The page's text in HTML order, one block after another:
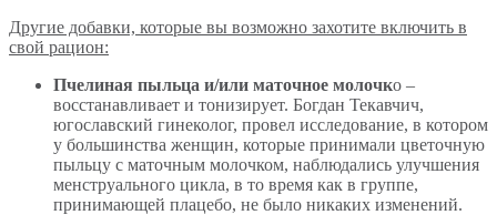
Другие добавки, которые вы возможно захотите включить в
свой рацион:
Пчелиная пыльца и/или маточное молочко –
восстанавливает и тонизирует. Богдан Текавчич,
югославский гинеколог, провел исследование, в котором
у большинства женщин, которые принимали цветочную
пыльцу с маточным молочком, наблюдались улучшения
менструального цикла, в то время как в группе,
принимающей плацебо, не было никаких изменений.